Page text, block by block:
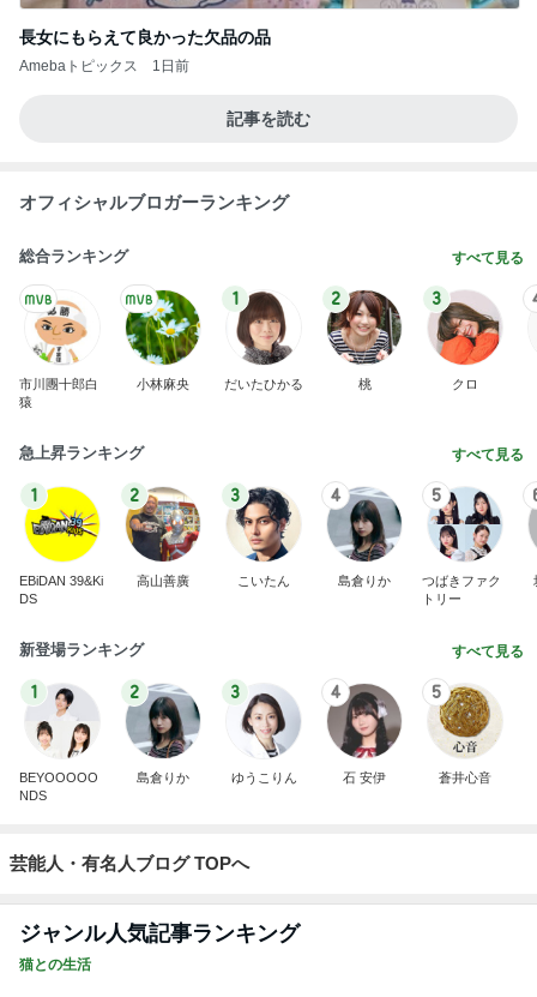
長女にもらえて良かった欠品の品
Amebaトピックス 1日前
記事を読む
オフィシャルブロガーランキング
総合ランキング すべて見る
市川團十郎白
猿
小林麻央
1
だいたひかる
2
桃
3
クロ
急上昇ランキング すべて見る
1
EBiDAN 39&Ki
DS
2
高山善廣
3
こいたん
4
島倉りか
5
つばきファク
トリー
新登場ランキング すべて見る
1
BEYOOOOO
NDS
2
島倉りか
3
ゆうこりん
4
石 安伊
5
蒼井心音
芸能人・有名人ブログ TOPへ
ジャンル人気記事ランキング
猫との生活